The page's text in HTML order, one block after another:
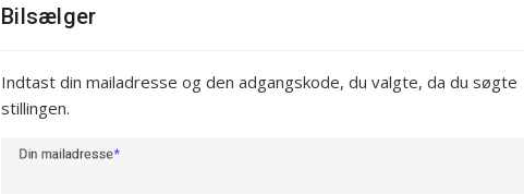
Bilsælger
Indtast din mailadresse og den adgangskode, du valgte, da du søgte
stillingen.
Din mailadresse